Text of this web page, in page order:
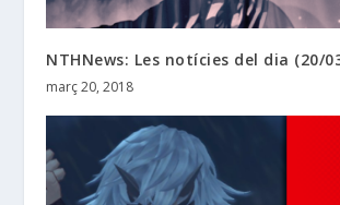
NTHNews: Les notícies del dia (20/
març 20, 2018